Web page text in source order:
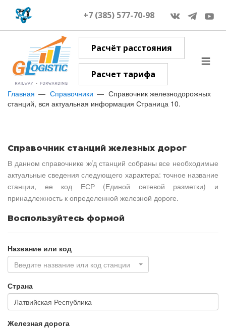
+7 (385) 577-70-98
Расчёт расстояния
Расчет тарифа
Главная Справочники
Справочник железнодорожных
станций, вся актуальная информация Страница 10.
Справочник станций железных дорог
В данном справочнике ж/д станций собраны все необходимые
актуальные сведения следующего характера: точное название
станции, ее код ЕСР (Единой сетевой разметки) и
принадлежность к определенной железной дороге.
Воспользуйтесь формой
Название или код
Введите название или код станции
Страна
Железная дорога